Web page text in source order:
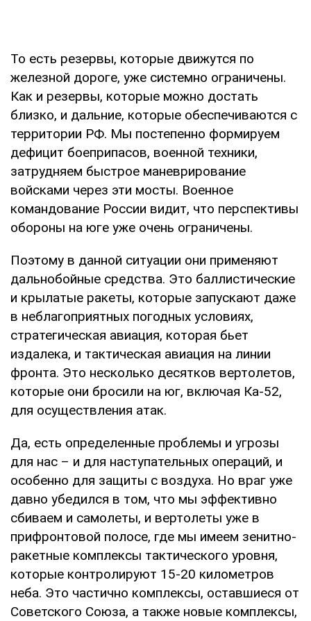
То есть резервы, которые движутся по
железной дороге, уже системно ограничены.
Как и резервы, которые можно достать
близко, и дальние, которые обеспечиваются с
территории РФ. Мы постепенно формируем
дефицит боеприпасов, военной техники,
затрудняем быстрое маневрирование
войсками через эти мосты. Военное
командование России видит, что перспективы
обороны на юге уже очень ограничены.
Поэтому в данной ситуации они применяют
дальнобойные средства. Это баллистические
и крылатые ракеты, которые запускают даже
в неблагоприятных погодных условиях,
стратегическая авиация, которая бьет
издалека, и тактическая авиация на линии
фронта. Это несколько десятков вертолетов,
которые они бросили на юг, включая Ка-52,
для осуществления атак.
Да, есть определенные проблемы и угрозы
для нас – и для наступательных операций, и
особенно для защиты с воздуха. Но враг уже
давно убедился в том, что мы эффективно
сбиваем и самолеты, и вертолеты уже в
прифронтовой полосе, где мы имеем зенитно-
ракетные комплексы тактического уровня,
которые контролируют 15-20 километров
неба. Это частично комплексы, оставшиеся от
Советского Союза, а также новые комплексы,